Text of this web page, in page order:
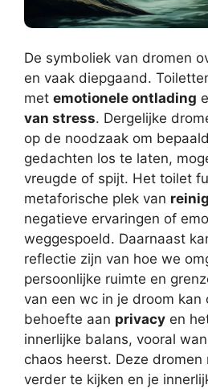
De symboliek van dromen
en vaak diepgaand.
met emotionele ontlading
van stress. Dergelijke
op de noodzaak om
gedachten los te laten,
vreugde of spijt. Het toilet
metaforische plek van
negatieve ervaringen of
weggespoeld. Daarnaast
reflectie zijn van hoe we
persoonlijke ruimte en
van een wc in je droom kan
behoefte aan privacy en
innerlijke balans, vooral
chaos heerst. Deze
verder te kijken en je